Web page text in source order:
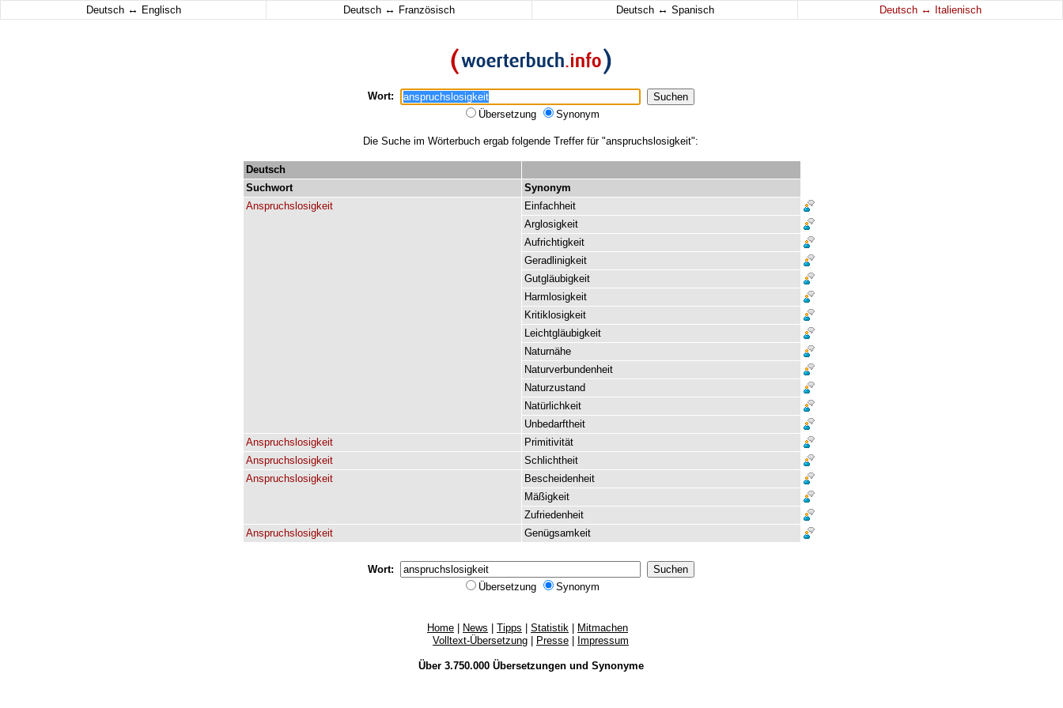
Deutsch ↔ Englisch Deutsch ↔ Französisch Deutsch ↔ Spanisch Deutsch ↔ Italienisch
Wort:
Übersetzung
Synonym
Die Suche im Wörterbuch ergab folgende Treffer für "anspruchslosigkeit":
Deutsch
Suchwort
Synonym
Anspruchslosigkeit
Einfachheit
Arglosigkeit
Aufrichtigkeit
Geradlinigkeit
Gutgläubigkeit
Harmlosigkeit
Kritiklosigkeit
Leichtgläubigkeit
Naturnähe
Naturverbundenheit
Naturzustand
Natürlichkeit
Unbedarftheit
Anspruchslosigkeit
Primitivität
Anspruchslosigkeit
Schlichtheit
Anspruchslosigkeit
Bescheidenheit
Mäßigkeit
Zufriedenheit
Anspruchslosigkeit
Genügsamkeit
Wort:
Übersetzung
Synonym
Home News Tipps Statistik
Mitmachen
Volltext-Übersetzung
Presse Impressum
Über 3.750.000 Übersetzungenund Synonyme